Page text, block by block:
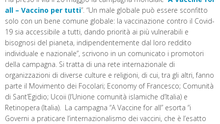
all – Vaccino per tutti”. “Un male globale può essere sconfitto
solo con un bene comune globale: la vaccinazione contro il Covid-
19 sia accessibile a tutti, dando priorità ai più vulnerabili e
bisognosi del pianeta, indipendentemente dal loro reddito
individuale e nazionale”, scrivono in un comunicato i promotori
della campagna. Si tratta di una rete internazionale di
organizzazioni di diverse culture e religioni, di cui, tra gli altri, fanno
parte il Movimento dei Focolari; Economy of Francesco; Comunità
di Sant’Egidio; Ucoii (l’Unione comunità islamiche d’Italia) e
Retinopera (Italia). La campagna “A Vaccine for all” esorta “i
Governi a praticare l’internazionalismo dei vaccini, che è l’esatto